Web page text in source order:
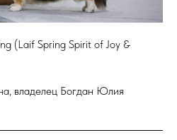
(Laif Spring Spirit of Joy &
владелец Богдан Юлия